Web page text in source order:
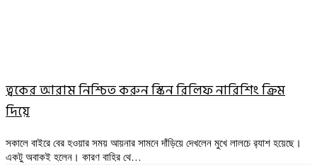
ত্বকের আরাম নিশ্চিত করুন স্কিন রিলিফ নারিশিং ক্রিম
দিয়ে
সকালে বাইরে বের হওয়ার সময় আয়নার সামনে দাঁড়িয়ে দেখলেন মুখে লালচে র‍্যাশ হয়েছে।
একটু অবাকই হলেন। কারণ বাহির থে…